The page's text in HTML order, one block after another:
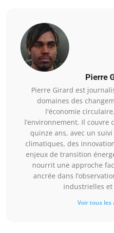
Pierre
Pierre Girard est
domaines des
l'économie
l’environnement. Il couvre
quinze ans, avec un
climatiques, des
enjeux de transition
nourrit une approche
ancrée dans
industrielles et
Voir tous